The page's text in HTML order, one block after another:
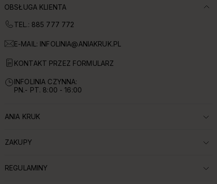
OBSŁUGA KLIENTA
TEL.: 885 777 772
E-MAIL: INFOLINIA@ANIAKRUK.PL
KONTAKT PRZEZ FORMULARZ
INFOLINIA CZYNNA:
PN.- PT. 8:00 - 16:00
ROZWIŃ SEKCJĘ:
ANIA KRUK
ROZWIŃ SEKCJĘ:
ZAKUPY
ROZWIŃ SEKCJĘ:
REGULAMINY